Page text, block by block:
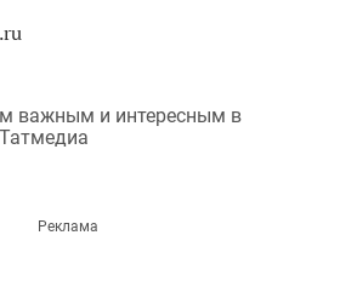
важным и интересным в
Татмедиа
Реклама